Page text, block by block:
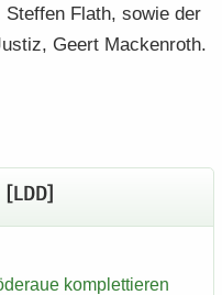
Flath, sowie der
Geert Ma­cken­roth.
kom­plet­tie­ren